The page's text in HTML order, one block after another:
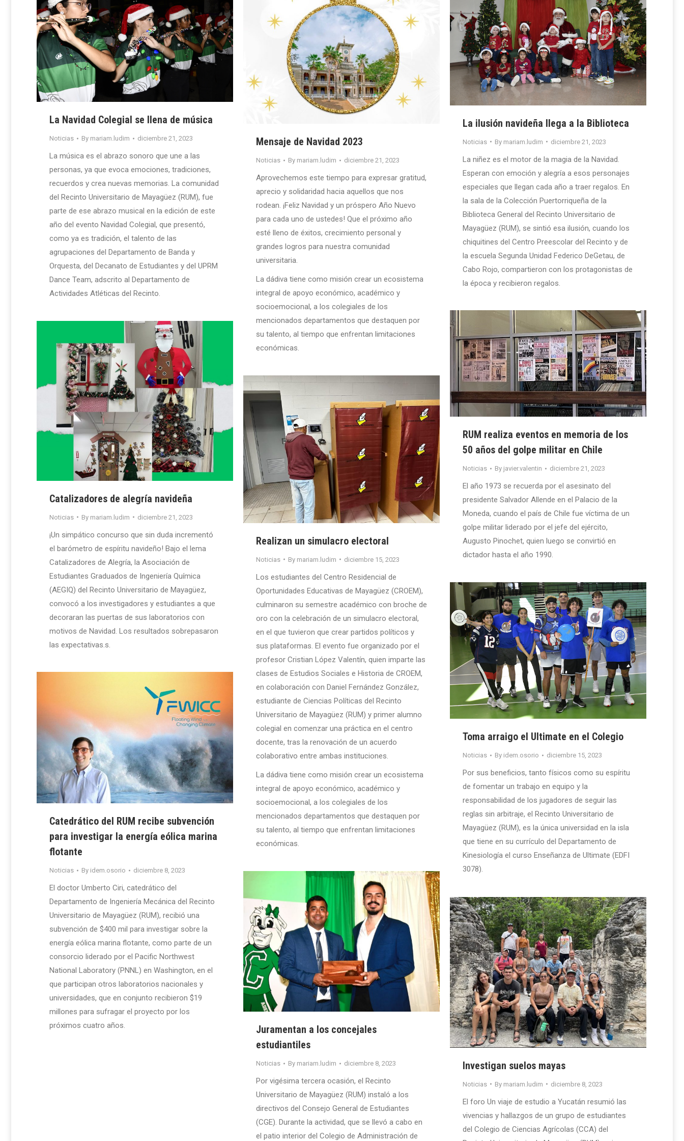
La Navidad Colegial se llena de música
Noticias By mariam.ludim diciembre 21, 2023
La música es el abrazo sonoro que une a las
personas, ya que evoca emociones, tradiciones,
recuerdos y crea nuevas memorias. La comunidad
del Recinto Universitario de Mayagüez (RUM), fue
parte de ese abrazo musical en la edición de este
año del evento Navidad Colegial, que presentó,
como ya es tradición, el talento de las
agrupaciones del Departamento de Banda y
Orquesta, del Decanato de Estudiantes y del UPRM
Dance Team, adscrito al Departamento de
Actividades Atléticas del Recinto.
Mensaje de Navidad 2023
Noticias By mariam.ludim diciembre 21, 2023
Aprovechemos este tiempo para expresar gratitud,
aprecio y solidaridad hacia aquellos que nos
rodean. ¡Feliz Navidad y un próspero Año Nuevo
para cada uno de ustedes! Que el próximo año
esté lleno de éxitos, crecimiento personal y
grandes logros para nuestra comunidad
universitaria.
La dádiva tiene como misión crear un ecosistema
integral de apoyo económico, académico y
socioemocional, a los colegiales de los
mencionados departamentos que destaquen por
su talento, al tiempo que enfrentan limitaciones
económicas.
La ilusión navideña llega a la Biblioteca
Noticias By mariam.ludim diciembre 21, 2023
La niñez es el motor de la magia de la Navidad.
Esperan con emoción y alegría a esos personajes
especiales que llegan cada año a traer regalos. En
la sala de la Colección Puertorriqueña de la
Biblioteca General del Recinto Universitario de
Mayagüez (RUM), se sintió esa ilusión, cuando los
chiquitines del Centro Preescolar del Recinto y de
la escuela Segunda Unidad Federico DeGetau, de
Cabo Rojo, compartieron con los protagonistas de
la época y recibieron regalos.
RUM realiza eventos en memoria de los
50 años del golpe militar en Chile
Noticias By javier.valentin diciembre 21, 2023
El año 1973 se recuerda por el asesinato del
presidente Salvador Allende en el Palacio de la
Moneda, cuando el país de Chile fue víctima de un
golpe militar liderado por el jefe del ejército,
Augusto Pinochet, quien luego se convirtió en
dictador hasta el año 1990.
Catalizadores de alegría navideña
Noticias By mariam.ludim diciembre 21, 2023
¡Un simpático concurso que sin duda incrementó
el barómetro de espíritu navideño! Bajo el lema
Catalizadores de Alegría, la Asociación de
Estudiantes Graduados de Ingeniería Química
(AEGIQ) del Recinto Universitario de Mayagüez,
convocó a los investigadores y estudiantes a que
decoraran las puertas de sus laboratorios con
motivos de Navidad. Los resultados sobrepasaron
las expectativas.s.
Realizan un simulacro electoral
Noticias By mariam.ludim diciembre 15, 2023
Los estudiantes del Centro Residencial de
Oportunidades Educativas de Mayagüez (CROEM),
culminaron su semestre académico con broche de
oro con la celebración de un simulacro electoral,
en el que tuvieron que crear partidos políticos y
sus plataformas. El evento fue organizado por el
profesor Cristian López Valentín, quien imparte las
clases de Estudios Sociales e Historia de CROEM,
en colaboración con Daniel Fernández González,
estudiante de Ciencias Políticas del Recinto
Universitario de Mayagüez (RUM) y primer alumno
colegial en comenzar una práctica en el centro
docente, tras la renovación de un acuerdo
colaborativo entre ambas instituciones.
La dádiva tiene como misión crear un ecosistema
integral de apoyo económico, académico y
socioemocional, a los colegiales de los
mencionados departamentos que destaquen por
su talento, al tiempo que enfrentan limitaciones
económicas.
Toma arraigo el Ultimate en el Colegio
Noticias By idem.osorio diciembre 15, 2023
Por sus beneficios, tanto físicos como su espíritu
de fomentar un trabajo en equipo y la
responsabilidad de los jugadores de seguir las
reglas sin arbitraje, el Recinto Universitario de
Mayagüez (RUM), es la única universidad en la isla
que tiene en su currículo del Departamento de
Kinesiología el curso Enseñanza de Ultimate (EDFI
3078).
Catedrático del RUM recibe subvención
para investigar la energía eólica marina
flotante
Noticias By idem.osorio diciembre 8, 2023
El doctor Umberto Ciri, catedrático del
Departamento de Ingeniería Mecánica del Recinto
Universitario de Mayagüez (RUM), recibió una
subvención de $400 mil para investigar sobre la
energía eólica marina flotante, como parte de un
consorcio liderado por el Pacific Northwest
National Laboratory (PNNL) en Washington, en el
que participan otros laboratorios nacionales y
universidades, que en conjunto recibieron $19
millones para sufragar el proyecto por los
próximos cuatro años.
Juramentan a los concejales
estudiantiles
Noticias By mariam.ludim diciembre 8, 2023
Por vigésima tercera ocasión, el Recinto
Universitario de Mayagüez (RUM) instaló a los
directivos del Consejo General de Estudiantes
(CGE). Durante la actividad, que se llevó a cabo en
el patio interior del Colegio de Administración de
Investigan suelos mayas
Noticias By mariam.ludim diciembre 8, 2023
El foro Un viaje de estudio a Yucatán resumió las
vivencias y hallazgos de un grupo de estudiantes
del Colegio de Ciencias Agrícolas (CCA) del